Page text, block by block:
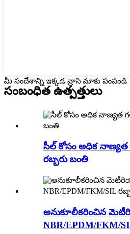
మీ సందేశాన్ని ఇక్కడ వ్రాసి మాకు పంపండి
సంబంధిత ఉత్పత్తులు
సీల్ కోసం అధిక
రబ్బరు బంతి
అనుకూలీకరించిన
NBR/EPDM/FKM/